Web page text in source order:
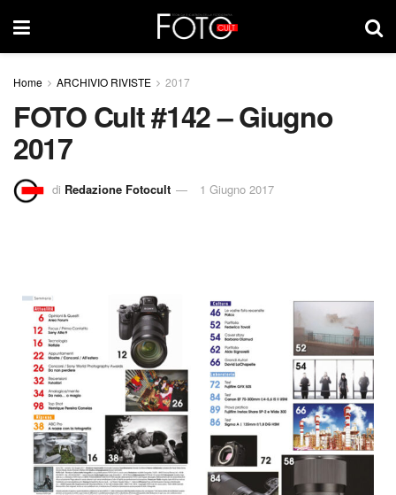
Home ARCHIVIO RIVISTE 2017
FOTO Cult #142 – Giugno
2017
di Redazione Fotocult 1 Giugno 2017